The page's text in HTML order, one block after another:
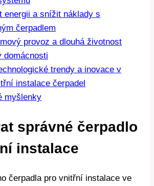
energii a snížit náklady s
čerpadlem
provoz a dlouhá životnost
domácnosti
trendy a inovace v
instalace čerpadel
myšlenky
správné čerpadlo
instalace
čerpadla pro vnitřní instalace ve